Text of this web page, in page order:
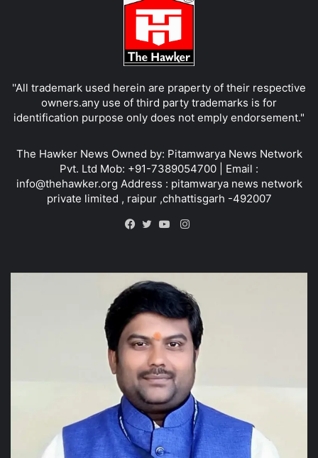
''All trademark used herein are praperty of their respective
owners.any use of third party trademarks is for
identification purpose only does not emply endorsement."
The Hawker News Owned by: Pitamwarya News Network
Pvt. Ltd Mob: +91-7389054700 | Email :
info@thehawker.org Address : pitamwarya news network
private limited , raipur ,chhattisgarh -492007
Instagram